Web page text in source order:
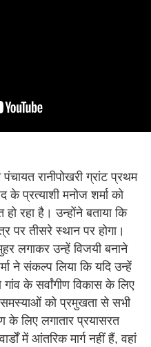
रानीपोखरी ग्रांट प्रथम
के प्रत्याशी मनोज शर्मा को
हो रहा है। उन्होंने बताया कि
पर तीसरे स्थान पर होगा।
लगाकर उन्हें विजयी बनाने
ने संकल्प लिया कि यदि उन्हें
के सर्वांगीण विकास के लिए
को प्रमुखता से सभी
के लिए लगातार प्रयासरत
में आंतरिक मार्ग नहीं हैं, वहां